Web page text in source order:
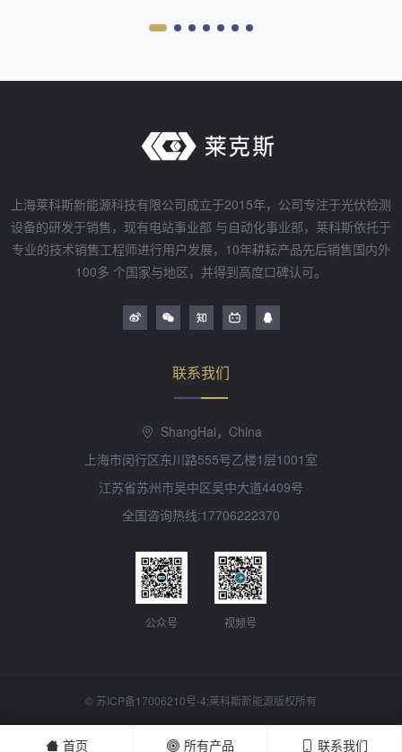
上海莱科斯新能源科技有限公司成立于2015年，公司专注于光伏检测
设备的研发于销售，现有电站事业部 与自动化事业部，莱科斯依托于
专业的技术销售工程师进行用户发展，10年耕耘产品先后销售国内外
100多 个国家与地区，并得到高度口碑认可。
联系我们
ShangHai，China
上海市闵行区东川路555号乙楼1层1001室
江苏省苏州市吴中区吴中大道4409号
全国咨询热线:17706222370
公众号 视频号
© 苏ICP备17006210号-4;莱科斯新能源版权所有
首页 所有产品 联系我们